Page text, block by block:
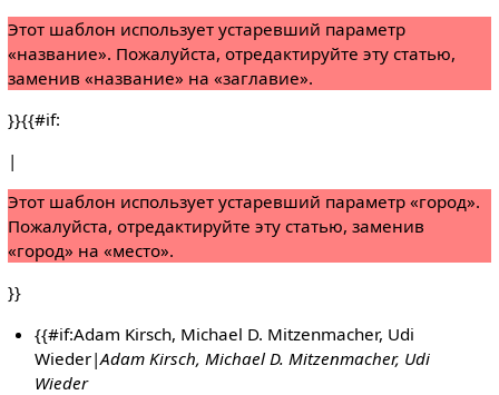
Этот шаблон использует устаревший параметр
«название». Пожалуйста, отредактируйте эту статью,
заменив «название» на «заглавие».
}}{{#if:
|
Этот шаблон использует устаревший параметр «город».
Пожалуйста, отредактируйте эту статью, заменив
«город» на «место».
}}
{{#if:Adam Kirsch, Michael D. Mitzenmacher, Udi
Wieder|Adam Kirsch, Michael D. Mitzenmacher, Udi
Wieder